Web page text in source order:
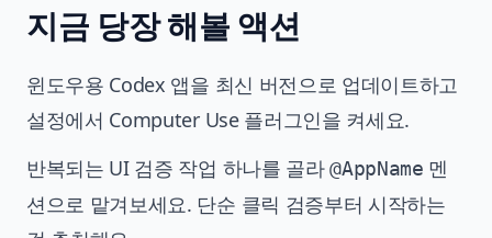
지금 당장 해볼 액션
윈도우용 Codex 앱을 최신 버전으로 업데이트하고
설정에서 Computer Use 플러그인을 켜세요.
반복되는 UI 검증 작업 하나를 골라@AppName 멘
션으로 맡겨보세요. 단순 클릭 검증부터 시작하는